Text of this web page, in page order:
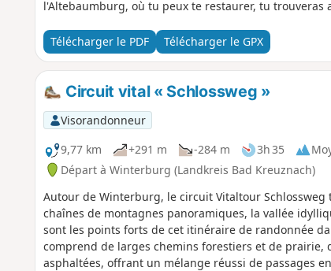
l'Altebaumburg, où tu peux te restaurer, tu trouveras
Télécharger le PDF
Télécharger le GPX
Circuit vital « Schlossweg »
Visorandonneur
9,77 km
+291 m -284 m 3h 35
Départ à Winterburg (Landkreis Bad Kreuznach)
Autour de Winterburg, le circuit Vitaltour Schlossweg
chaînes de montagnes panoramiques, la vallée
sont les points forts de cet itinéraire de randonnée
comprend de larges chemins forestiers et de prairie,
asphaltées, offrant un mélange réussi de passages